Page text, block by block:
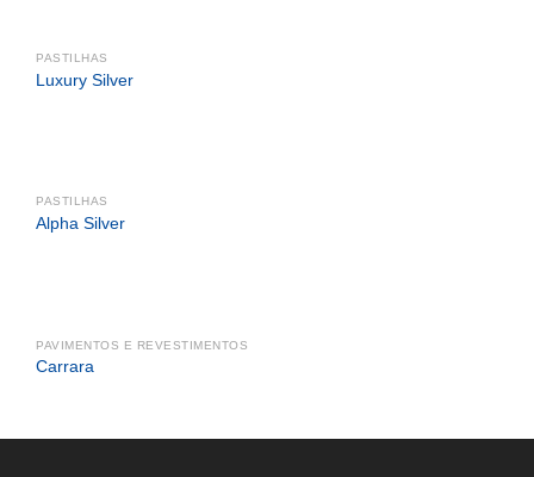
PASTILHAS
Luxury Silver
PASTILHAS
Alpha Silver
PAVIMENTOS E REVESTIMENTOS
Carrara